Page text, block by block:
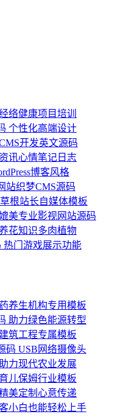
络健康项目培训
个性化高端设计
开发英文源码
讯心情笔记日志
博客风格
站织梦CMS源码
根站长自媒体模板
美专业影视网站源码
花知识多肉植物
热门游戏展示功能
养生机构专用模板
助力绿色能源转型
筑工程专属模板
码 USB网络摄像头
力现代农业发展
儿保姆行业模板
美定制心意传递
小白也能轻松上手